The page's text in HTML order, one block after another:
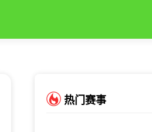
热门赛事